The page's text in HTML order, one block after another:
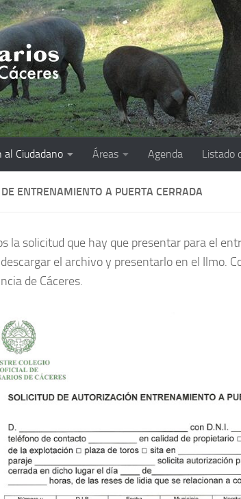
al Ciudadano Áreas Agenda Listado
ENTRENAMIENTO A PUERTA CERRADA
la solicitud que hay que presentar para el
el archivo y presentarlo en el Ilmo.
de Cáceres.